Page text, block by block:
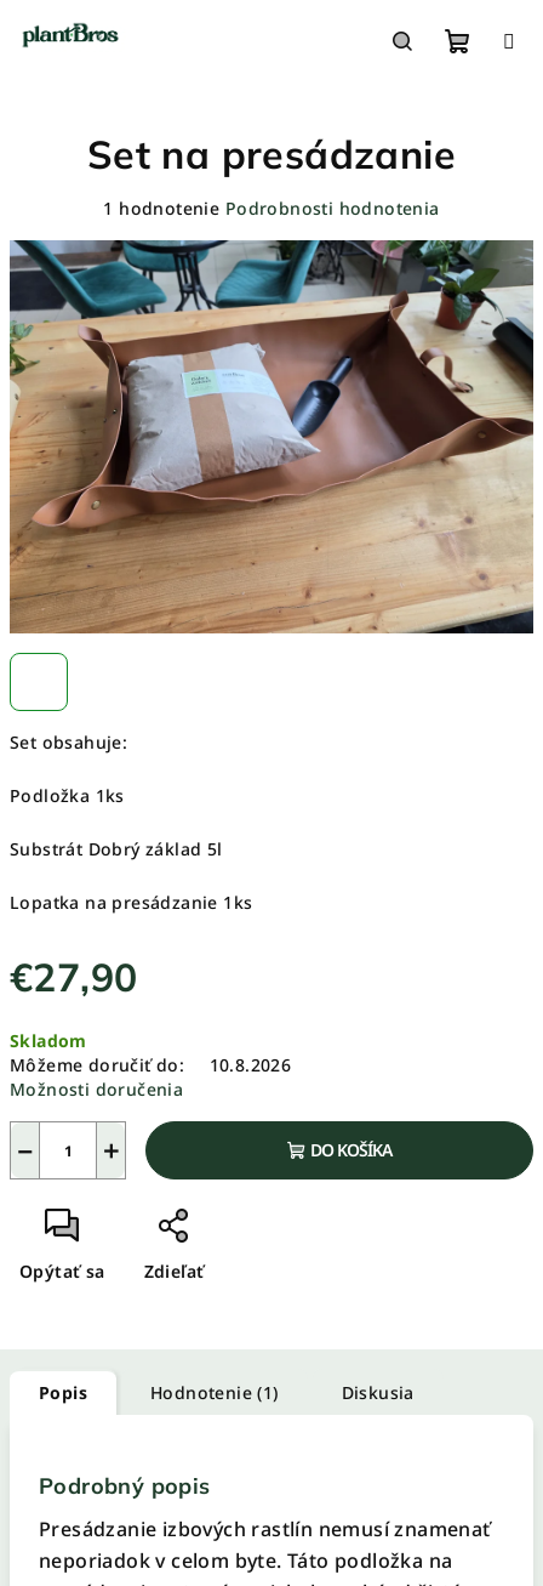
košík
Set obsahuje:
Podložka 1ks
Substrát Dobrý základ 5l
Lopatka na presádzanie 1ks
€27,90
cena:
Skladom
Môžeme doručiť do:
10.8.2026
Možnosti doručenia
+
− DO KOŠÍKA
Opýtať sa Zdieľať
Set na presádzanie
Priemerné
produktu
5,0
z
5
hviezdičiek.
1 hodnotenie Podrobnosti hodnotenia
Popis Hodnotenie (1) Diskusia
Podrobný popis
Presádzanie izbových rastlín nemusí znamenať
neporiadok v celom byte. Táto podložka na